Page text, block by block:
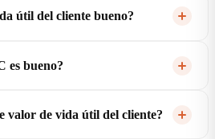
útil del cliente bueno?
es bueno?
valor de vida útil del cliente?